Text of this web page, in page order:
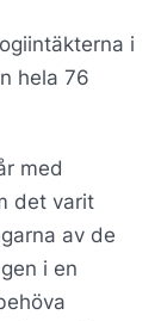
i
hela 76
med
det varit
av de
i en